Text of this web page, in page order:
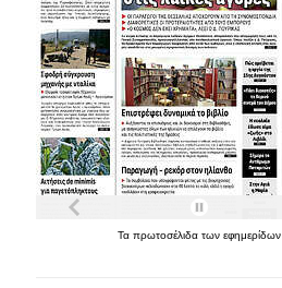
Τα πρωτοσέλιδα των εφημερίδων